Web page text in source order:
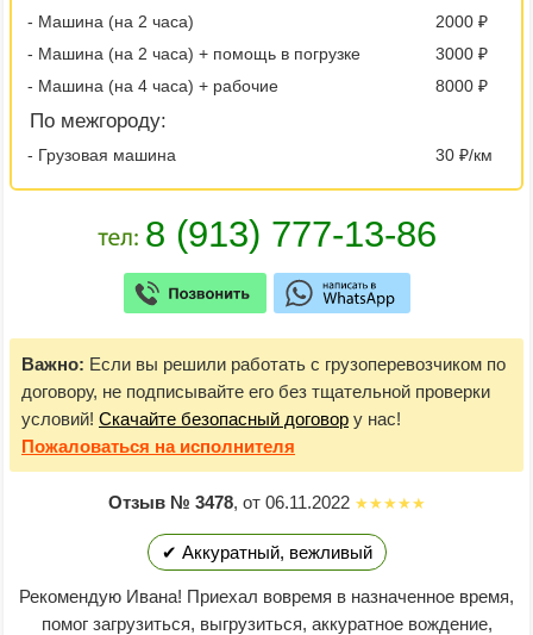
- Машина (на 2 часа)
2000 ₽
- Машина (на 2 часа) + помощь в погрузке
3000 ₽
- Машина (на 4 часа) + рабочие
8000 ₽
По межгороду:
- Грузовая машина 30 ₽/км
Важно: Если вы решили работать с грузоперевозчиком по
договору, не подписывайте его без тщательной проверки
условий! Скачайте безопасный договор у нас!
Пожаловаться на исполнителя
Отзыв № 3478, от 06.11.2022
✔ Аккуратный, вежливый
Рекомендую Ивана! Приехал вовремя в назначенное время,
помог загрузиться, выгрузиться, аккуратное вождение,